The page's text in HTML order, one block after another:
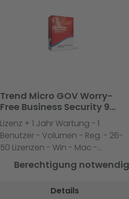
Trend Micro GOV Worry-
Free Business Security 9
Advanced 26-50 Liz. + 1J.
Maint. 5er Schr.
Lizenz + 1 Jahr Wartung - 1
Benutzer - Volumen - Reg. - 26-
50 Lizenzen - Win - Mac -
Multilingual
Berechtigung notwendig
Details